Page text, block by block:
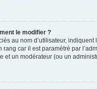
le modifier ?
au nom d’utilisateur,
rang car il est paramétré par
et un modérateur (ou un